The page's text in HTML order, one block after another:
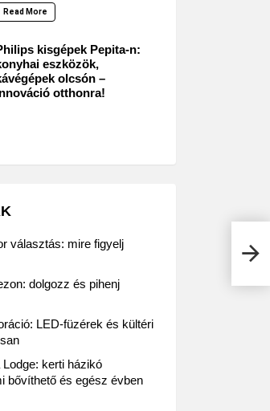
A
napi
Read More
kisgépek Pepita-n:
eszközök,
olcsón –
otthonra!
választás: mire figyelj
dolgozz és pihenj
LED-füzérek és kültéri
kerti házikó
bővíthető és egész évben